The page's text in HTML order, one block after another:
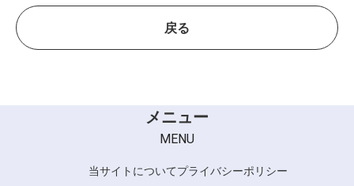
戻る
メニュー
MENU
当サイトについてプライバシーポリシー